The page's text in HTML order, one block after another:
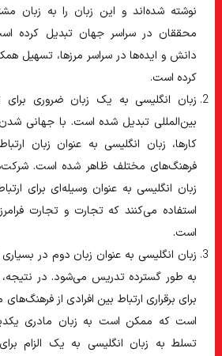
نوشته شده‌اند و این زبان را به زبان
محققان در سراسر جهان تبدیل کرده
دانش و ایده‌ها در سراسر مرزها، تسهیل
کرده است.
زبان انگلیسی به یک زبان ضروری برای
بین‌المللی تبدیل شده است.با جهانی شدن
کارها، زبان انگلیسی به عنوان زبان
فرهنگ‌های مختلف ظاهر شده است.
زبان انگلیسی به عنوان وسیله‌ای برای
استفاده می‌کنند که تجارت و تجارت
است.
زبان انگلیسی به عنوان زبان دوم در بسیاری
به طور گسترده تدریس می‌شود.در نتیجه،
برای برقراری ارتباط بین افرادی از
است که ممکن است به زبان مادری
تسلط به زبان انگلیسی به یک الزام